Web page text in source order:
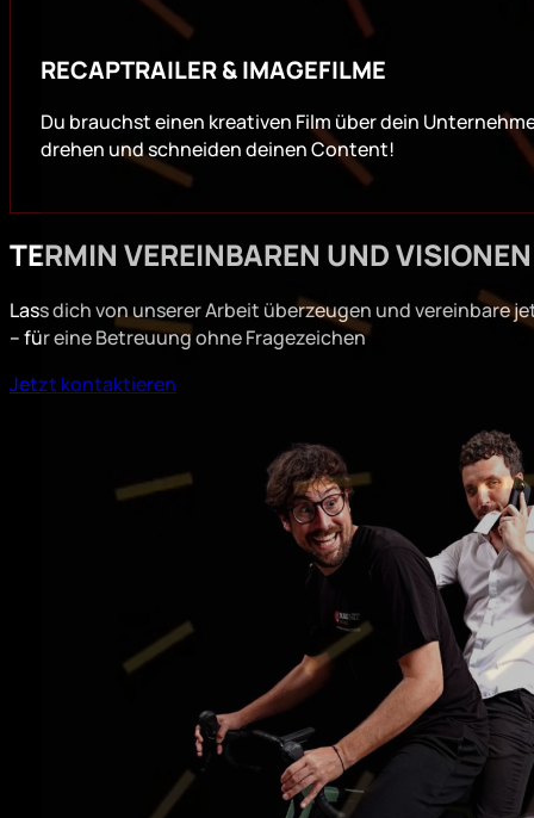
RECAPTRAILER & IMAGEFILME
Du brauchst einen kreativen Film über dein
drehen und schneiden deinen Content!
TERMIN VEREINBAREN UND
Lass dich von unserer Arbeit überzeugen und vereinbare
– für eine Betreuung ohne Fragezeichen
Jetzt kontaktieren